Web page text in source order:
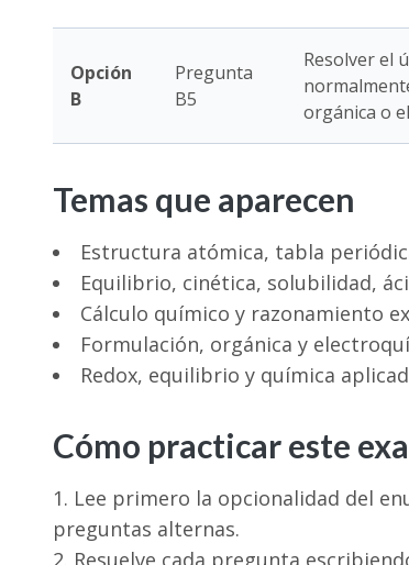
Opción
B
Pregunta
B5
Resolver el
orgánica o
Temas que aparecen
Estructura atómica, tabla
Equilibrio, cinética, solubilidad,
Cálculo químico y razonamiento
Formulación, orgánica y
Redox, equilibrio y química
Cómo practicar este
Lee primero la opcionalidad del
preguntas alternas.
Resuelve cada pregunta